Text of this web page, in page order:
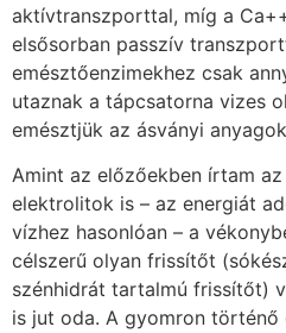
aktívtranszporttal, míg a
elsősorban passzív
emésztőenzimekhez csak
utaznak a tápcsatorna vizes
emésztjük az ásványi
Amint az előzőekben írtam
elektrolitok is – az energiát
vízhez hasonlóan – a
célszerű olyan frissítőt
szénhidrát tartalmú frissítőt)
is jut oda. A gyomron történő